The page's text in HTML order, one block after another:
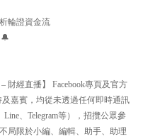
輪證資金流
財經直播】 Facebook專頁及官方
嘉賓，均從未透過任何即時通訊
、Telegram等），招攬公眾參
局限於小編、編輯、助手、助理